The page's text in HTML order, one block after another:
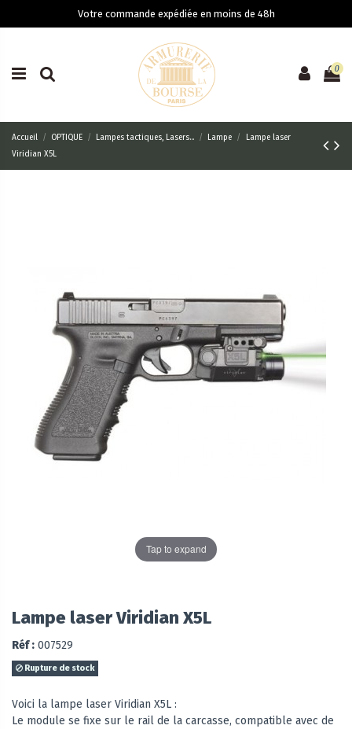
Votre commande expédiée en moins de 48h
0
Accueil OPTIQUE Lampes tactiques, Lasers... Lampe
Lampe laser
Viridian X5L
Tap to expand
Lampe laser Viridian X5L
Réf : 007529
Rupture de stock
Voici la lampe laser Viridian X5L :
Le module se fixe sur le rail de la carcasse, compatible avec de